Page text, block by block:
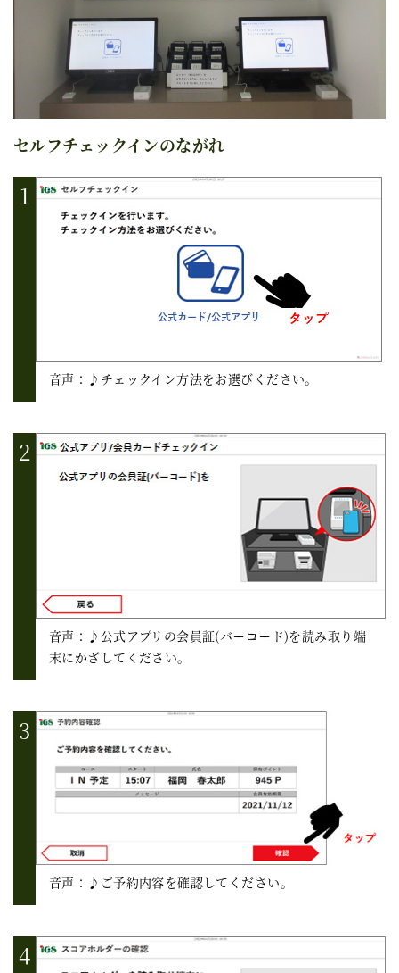
セルフチェックインのながれ
音声：♪チェックイン方法をお選びください。
音声：♪公式アプリの会員証(バーコード)を読み取り端
末にかざしてください。
音声：♪ご予約内容を確認してください。